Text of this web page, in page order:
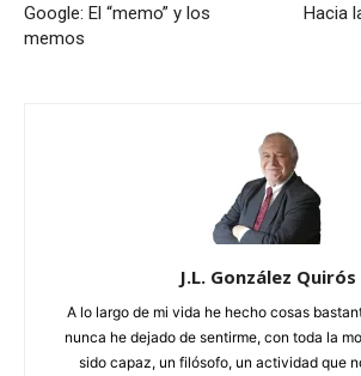
Google: El “memo” y los
memos
Hacia
J.L. González Quirós
A lo largo de mi vida he hecho cosas
nunca he dejado de sentirme, con toda la
sido capaz, un filósofo, un actividad que